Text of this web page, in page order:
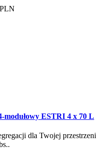
modułowy ESTRI 4 x 70 L
dla Twojej przestrzeni